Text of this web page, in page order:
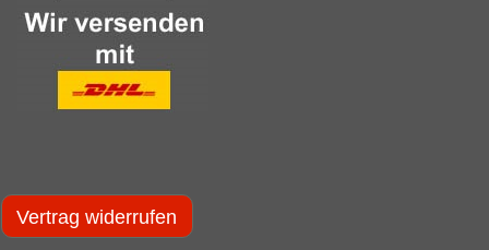
Vertrag widerrufen